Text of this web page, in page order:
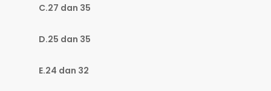
C.27 dan 35
D.25 dan 35
E.24 dan 32